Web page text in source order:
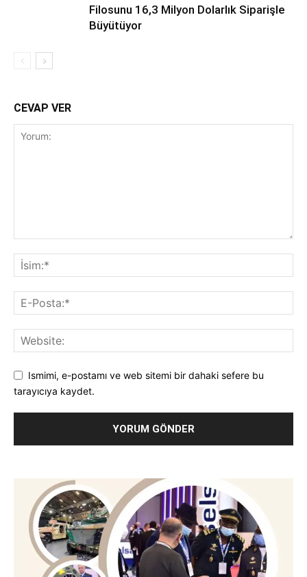
Filosunu 16,3 Milyon Dolarlık Siparişle
Büyütüyor
CEVAP VER
Ismimi, e-postamı ve web sitemi bir dahaki sefere bu
tarayıcıya kaydet.